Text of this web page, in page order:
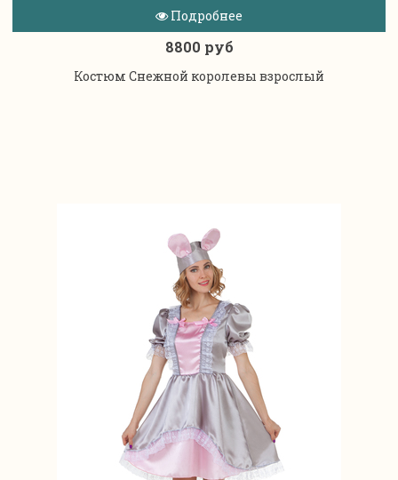
Подробнее
8800 руб
Костюм Снежной королевы взрослый